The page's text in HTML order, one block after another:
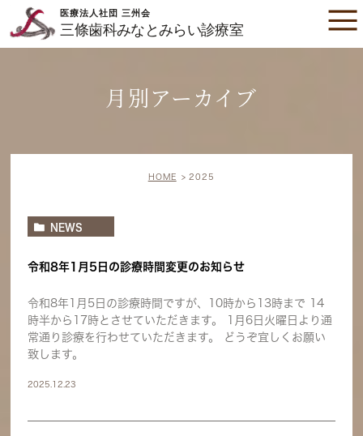
月別アーカイブ
HOME 2025
NEWS
令和8年1月5日の診療時間変更のお知らせ
令和8年1月5日の診療時間ですが、10時から13時まで 14
時半から17時とさせていただきます。 1月6日火曜日より通
常通り診療を行わせていただきます。 どうぞ宜しくお願い
致します。
2025.12.23